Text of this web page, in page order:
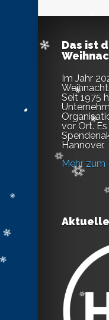
Das ist
Im Jahr
Seit 1975
vor Ort.
Hannover.
Mehr zum